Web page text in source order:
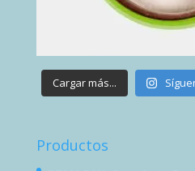
Cargar más...
Productos